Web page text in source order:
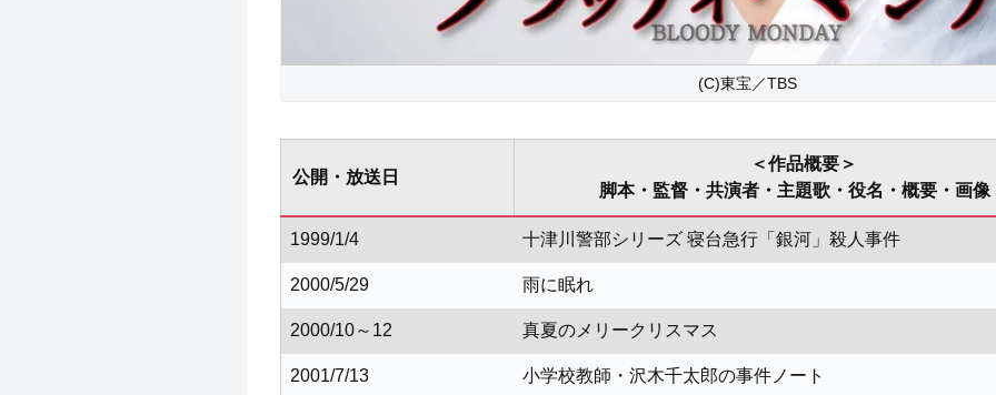
(C)東宝／TBS
公開・放送日
＜作品概要＞
脚本・監督・共演者・主題歌・役名・概要・画像
1999/1/4 十津川警部シリーズ 寝台急行「銀河」殺人事件
2000/5/29 雨に眠れ
2000/10～12 真夏のメリークリスマス
2001/7/13 小学校教師・沢木千太郎の事件ノート